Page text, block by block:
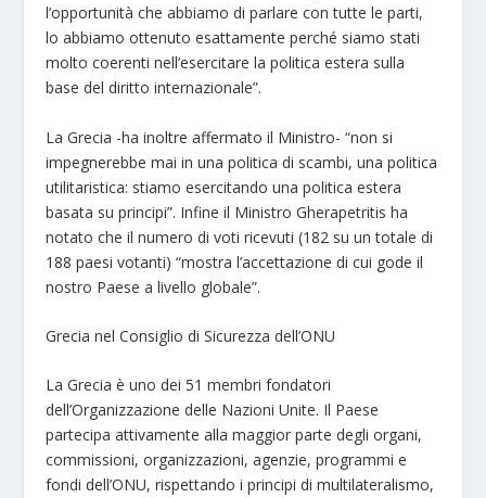
l’opportunità che abbiamo di parlare con tutte le parti,
lo abbiamo ottenuto esattamente perché siamo stati
molto coerenti nell’esercitare la politica estera sulla
base del diritto internazionale”.
La Grecia -ha inoltre affermato il Ministro- “non si
impegnerebbe mai in una politica di scambi, una politica
utilitaristica: stiamo esercitando una politica estera
basata su principi”. Infine il Ministro Gherapetritis ha
notato che il numero di voti ricevuti (182 su un totale di
188 paesi votanti) “mostra l’accettazione di cui gode il
nostro Paese a livello globale”.
Grecia nel Consiglio di Sicurezza dell’ONU
La Grecia è uno dei 51 membri fondatori
dell’Organizzazione delle Nazioni Unite. Il Paese
partecipa attivamente alla maggior parte degli organi,
commissioni, organizzazioni, agenzie, programmi e
fondi dell’ONU, rispettando i principi di multilateralismo,